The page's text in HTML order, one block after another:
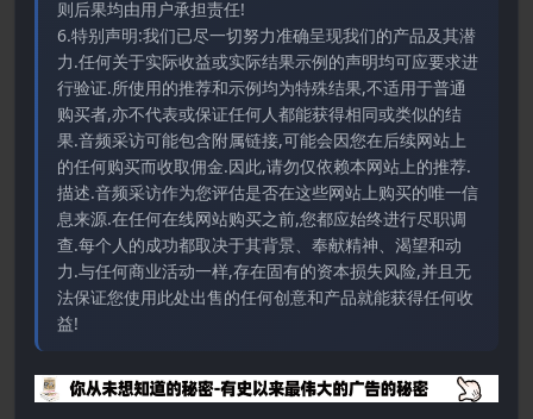
则后果均由用户承担责任!
6.特别声明:我们已尽一切努力准确呈现我们的产品及其潜
力.任何关于实际收益或实际结果示例的声明均可应要求进
行验证.所使用的推荐和示例均为特殊结果,不适用于普通
购买者,亦不代表或保证任何人都能获得相同或类似的结
果.音频采访可能包含附属链接,可能会因您在后续网站上
的任何购买而收取佣金.因此,请勿仅依赖本网站上的推荐.
描述.音频采访作为您评估是否在这些网站上购买的唯一信
息来源.在任何在线网站购买之前,您都应始终进行尽职调
查.每个人的成功都取决于其背景、奉献精神、渴望和动
力.与任何商业活动一样,存在固有的资本损失风险,并且无
法保证您使用此处出售的任何创意和产品就能获得任何收
益!